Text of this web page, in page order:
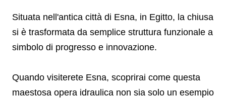
Situata nell'antica città di Esna, in Egitto, la chiusa
si è trasformata da semplice struttura funzionale a
simbolo di progresso e innovazione.
Quando visiterete Esna, scoprirai come questa
maestosa opera idraulica non sia solo un esempio